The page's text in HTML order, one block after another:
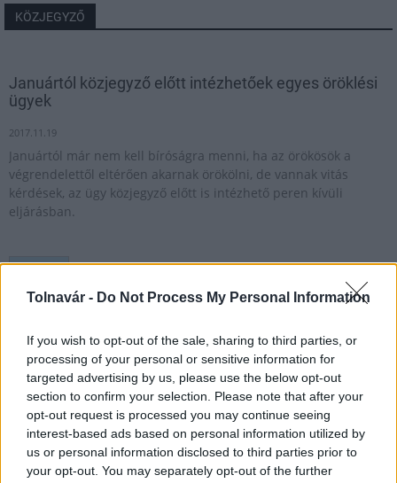
Tolnavár - Do Not Process My Personal Information
If you wish to opt-out of the sale, sharing to third parties, or
processing of your personal or sensitive information for
targeted advertising by us, please use the below opt-out
section to confirm your selection. Please note that after your
opt-out request is processed you may continue seeing
interest-based ads based on personal information utilized by
us or personal information disclosed to third parties prior to
your opt-out. You may separately opt-out of the further
KÖZJEGYZŐ
Januártól közjegyző előtt intézhetőek egyes öröklési
ügyek
2017.11.19
Januártól már nem kell bíróságra menni, ha az örökösök a
végrendelettől eltérően akarnak örökölni, de vannak vitás
kérdések, az ügy közjegyző előtt is intézhető peren kívüli
eljárásban.
HÍRLEVÉL
Név
E-mail cím